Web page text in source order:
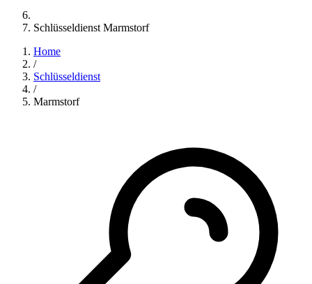
Schlüsseldienst Marmstorf
Home
/
Schlüsseldienst
/
Marmstorf